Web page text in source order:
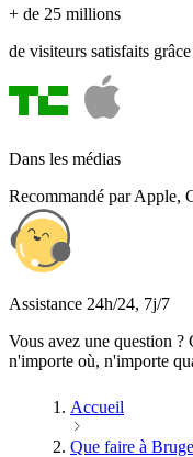
+ de 25 millions
de visiteurs satisfaits
Dans les médias
Recommandé par Apple,
Assistance 24h/24, 7j/7
Vous avez une question ?
n'importe où, n'importe
Accueil
Que faire à